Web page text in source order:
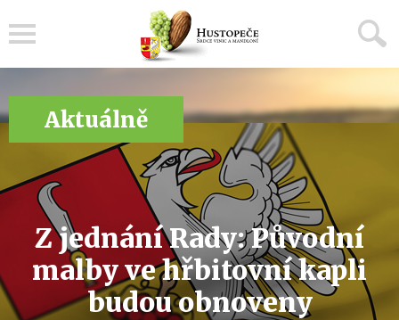
Aktuálně
Z jednání Rady: Původní
malby ve hřbitovní kapli
budou obnoveny